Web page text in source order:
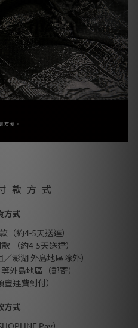
款方式
方式
（約4-5天送達）
（約4-5天送達）
澎湖 外島地區除外）
外島地區（郵寄）
運費到付）
方式
Pay）